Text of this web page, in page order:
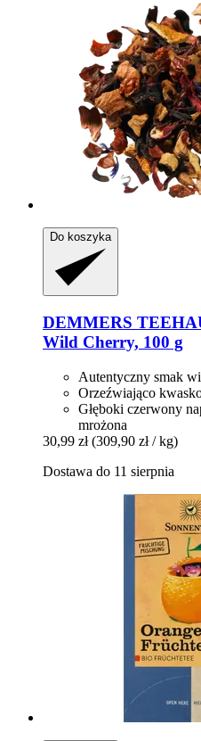
Do koszyka
DEMMERS
Wild Cherry, 100 g
Autentyczny smak
Orzeźwiająco
Głęboki czerwony
mrożona
30,99 zł (309,90 zł / kg)
Dostawa do 11 sierpnia